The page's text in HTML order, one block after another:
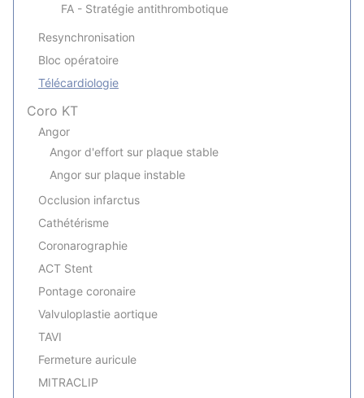
FA - Stratégie antithrombotique
Resynchronisation
Bloc opératoire
Télécardiologie
Coro KT
Angor
Angor d'effort sur plaque stable
Angor sur plaque instable
Occlusion infarctus
Cathétérisme
Coronarographie
ACT Stent
Pontage coronaire
Valvuloplastie aortique
TAVI
Fermeture auricule
MITRACLIP